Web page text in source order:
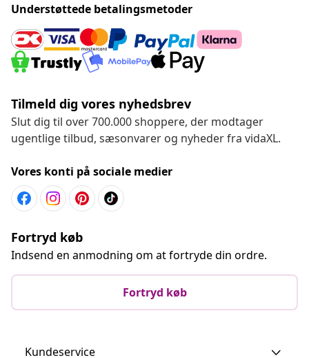
Understøttede betalingsmetoder
Tilmeld dig vores nyhedsbrev
Slut dig til over 700.000 shoppere, der modtager
ugentlige tilbud, sæsonvarer og nyheder fra vidaXL.
Vores konti på sociale medier
Fortryd køb
Indsend en anmodning om at fortryde din ordre.
Fortryd køb
Kundeservice